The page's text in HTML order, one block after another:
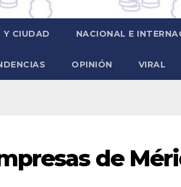
Y CIUDAD NACIONAL E
OPINIÓN VIRAL
de